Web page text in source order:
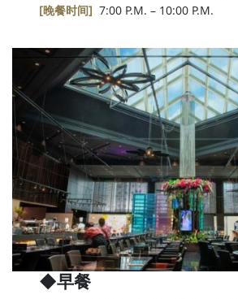
[晚餐时间] 7:00 P.M. – 10:00 P.M.
◆早餐